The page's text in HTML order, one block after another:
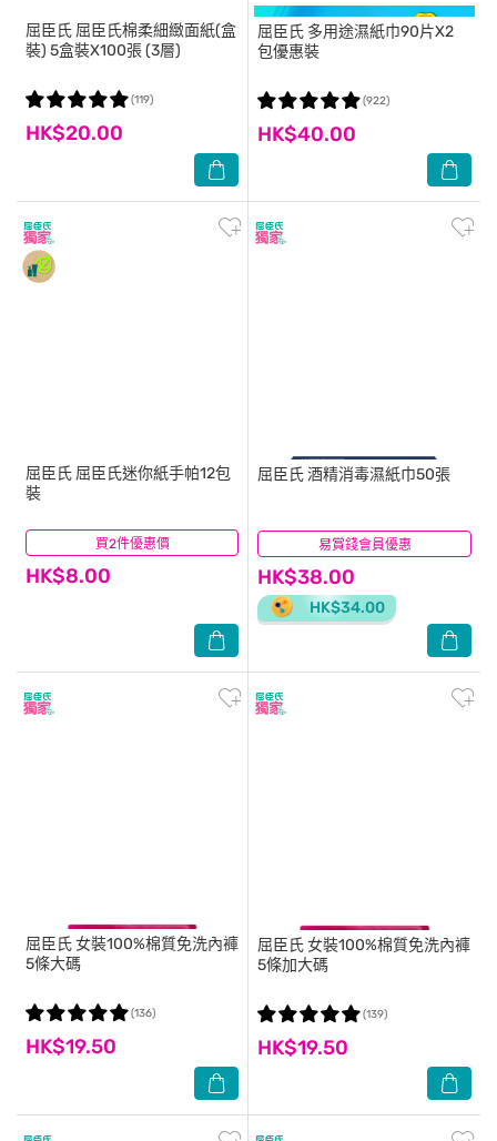
屈臣氏 屈臣氏棉柔細緻面紙(盒
裝) 5盒裝X100張 (3層)
HK$20.00
(119)
屈臣氏 多用途濕紙巾90片X2
包優惠裝
HK$40.00
(922)
買2件優惠價
屈臣氏 屈臣氏迷你紙手帕12包
裝
HK$8.00
(851) 易賞錢會員優惠
屈臣氏酒精消毒濕紙巾50張
HK$38.00
HK$34.00
(198)
屈臣氏女裝100%棉質免洗內褲
5條大碼
HK$19.50
(136)
屈臣氏女裝100%棉質免洗內褲
5條加大碼
HK$19.50
(139)